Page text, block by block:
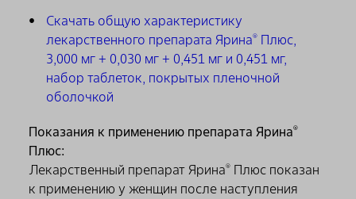
Скачать общую характеристику
лекарственного препарата Ярина® Плюс,
3,000 мг + 0,030 мг + 0,451 мг и 0,451 мг,
набор таблеток, покрытых пленочной
оболочкой
Показания к применению препарата Ярина®
Плюс:
Лекарственный препарат Ярина® Плюс показан
к применению у женщин после наступления